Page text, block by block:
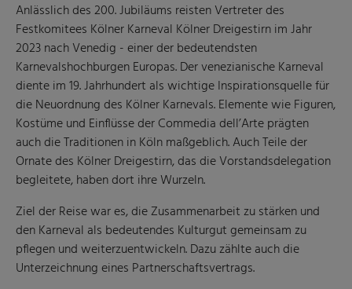
Anlässlich des 200. Jubiläums reisten Vertreter des
Festkomitees Kölner Karneval Kölner Dreigestirn im Jahr
2023 nach Venedig - einer der bedeutendsten
Karnevalshochburgen Europas. Der venezianische Karneval
diente im 19. Jahrhundert als wichtige Inspirationsquelle für
die Neuordnung des Kölner Karnevals. Elemente wie Figuren,
Kostüme und Einflüsse der Commedia dell’Arte prägten
auch die Traditionen in Köln maßgeblich. Auch Teile der
Ornate des Kölner Dreigestirn, das die Vorstandsdelegation
begleitete, haben dort ihre Wurzeln.
Ziel der Reise war es, die Zusammenarbeit zu stärken und
den Karneval als bedeutendes Kulturgut gemeinsam zu
pflegen und weiterzuentwickeln. Dazu zählte auch die
Unterzeichnung eines Partnerschaftsvertrags.